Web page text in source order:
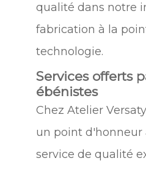
qualité dans notre
fabrication à la
technologie.
Services offerts
ébénistes
Chez Atelier
un point d'honneur
service de qualité